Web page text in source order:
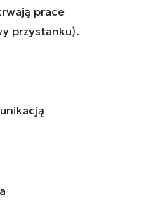
prace
przystanku).